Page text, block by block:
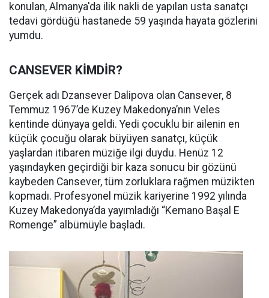
konulan, Almanya'da ilik nakli de yapılan usta sanatçı
tedavi gördüğü hastanede 59 yaşında hayata gözlerini
yumdu.
CANSEVER KİMDİR?
Gerçek adı Dzansever Dalipova olan Cansever, 8
Temmuz 1967’de Kuzey Makedonya’nın Veles
kentinde dünyaya geldi. Yedi çocuklu bir ailenin en
küçük çocuğu olarak büyüyen sanatçı, küçük
yaşlardan itibaren müziğe ilgi duydu. Henüz 12
yaşındayken geçirdiği bir kaza sonucu bir gözünü
kaybeden Cansever, tüm zorluklara rağmen müzikten
kopmadı. Profesyonel müzik kariyerine 1992 yılında
Kuzey Makedonya’da yayımladığı “Kemano Başal E
Romenge” albümüyle başladı.